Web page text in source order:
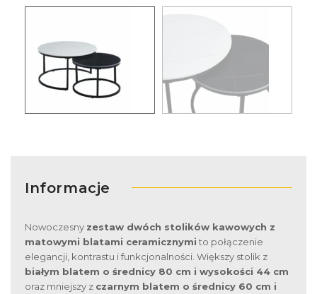
Informacje
Nowoczesny zestaw dwóch stolików kawowych z
matowymi blatami ceramicznymi to połączenie
elegancji, kontrastu i funkcjonalności. Większy stolik z
białym blatem o średnicy 80 cm i wysokości 44 cm
oraz mniejszy z czarnym blatem o średnicy 60 cm i